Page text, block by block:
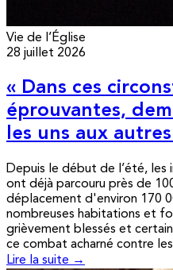
Vie de l’Église
28 juillet 2026
« Dans ces
éprouvantes,
les uns aux
Depuis le début de l’été, les
ont déjà parcouru près de
déplacement d'environ 170
nombreuses habitations et
grièvement blessés et
ce combat acharné contre
Lire la suite →